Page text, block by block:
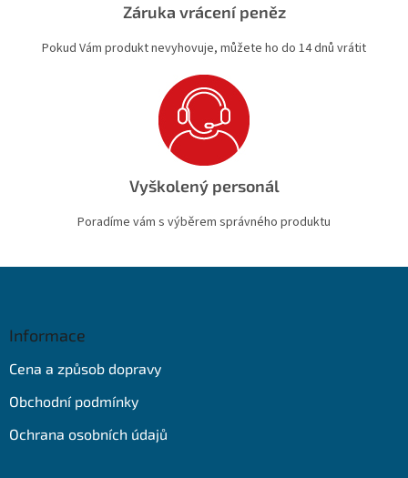
Záruka vrácení peněz
Pokud Vám produkt nevyhovuje, můžete ho do 14 dnů vrátit
Vyškolený personál
Poradíme vám s výběrem správného produktu
Informace
Cena a způsob dopravy
Obchodní podmínky
Ochrana osobních údajů